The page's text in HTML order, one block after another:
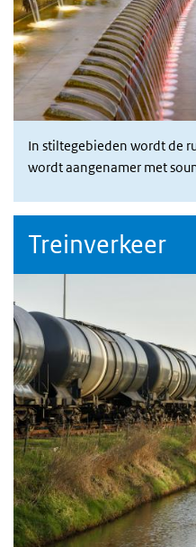
In stiltegebieden wordt de
wordt aangenamer met
Treinverkeer